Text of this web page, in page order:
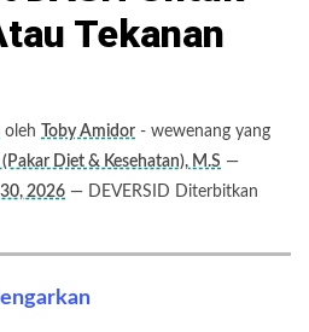
Tekanan
oleh Toby Amidor - wewenang yang
Diet & Kesehatan), M.S —
2026 — DEVERSID Diterbitkan